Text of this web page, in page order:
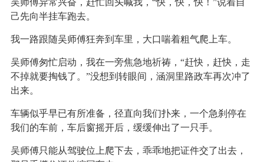
吴师傅异常兴奋，赶忙回头喊我，“快，快，快！”说着自
己先向半挂车跑去。
我一路跟随吴师傅狂奔到车里，大口喘着粗气爬上车。
吴师傅匆忙启动，我在一旁焦急地祈祷，“赶快，赶快，走
不掉就要掏钱了。”没想到转眼间，涵洞里路政车再次冲了
出来。
车辆似乎早已有所准备，径直向我们扑来，一个急刹停在
我们的车前，车后窗摇开后，缓缓伸出了一只手。
吴师傅只能从驾驶位上爬下去，乖乖地把证件交了出去，